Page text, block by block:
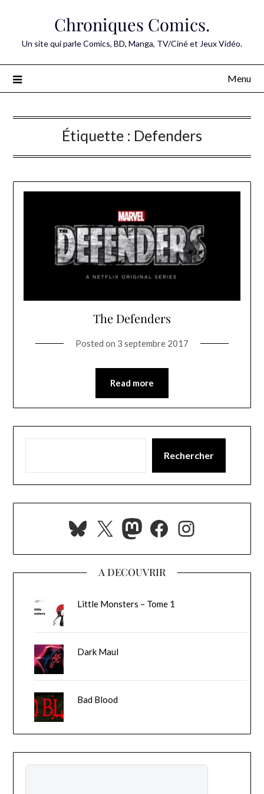
Chroniques Comics.
Un site qui parle Comics, BD, Manga, TV/Ciné et Jeux Vidéo.
Menu
Étiquette : Defenders
The Defenders
Posted on 3 septembre 2017
Read more
Rechercher
Bluesky
X Mastodon
Facebook
A DECOUVRIR
Little Monsters – Tome 1
Dark Maul
Bad Blood